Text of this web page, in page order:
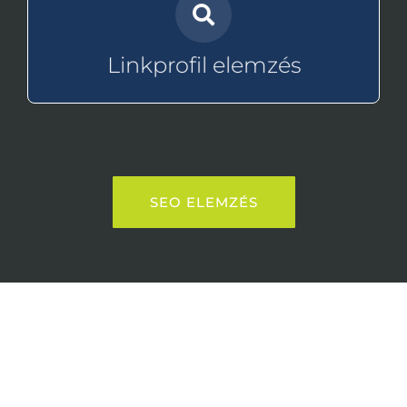
Linkprofil elemzés
Másnéven ez a backlink elemzés, azaz azok
a weboldalak, amik a mieinkre mutatnak.
büntetve az oldal, vagy „magas
SEO ELEMZÉS